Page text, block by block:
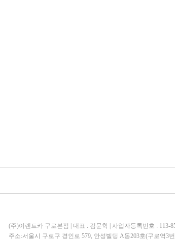
(주)이렌트카 구로본점 | 대표 : 김문학 | 사업자등록번호 : 113-
주소:서울시 구로구 경인로 579, 안성빌딩 A동203호(구로역3